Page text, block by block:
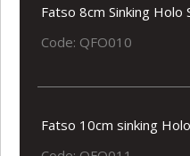
Fatso 8cm Sinking Holo
Code: QFO010
Fatso 10cm sinking